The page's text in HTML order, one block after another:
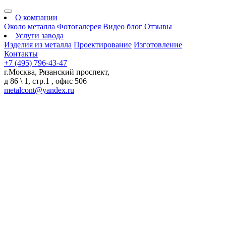
О компании
Около металла Фотогалерея Видео блог Отзывы
Услуги завода
Изделия из металла Проектирование Изготовление
Контакты
+7 (495) 796-43-47
г.Москва, Рязанский проспект,
д 86 \ 1, стр.1 , офис 506
metalcont@yandex.ru